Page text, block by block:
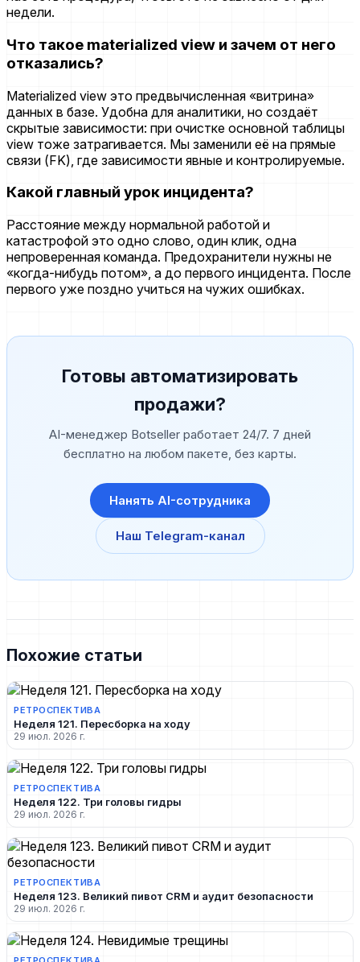
недели.
Что такое materialized view и зачем от него
отказались?
Materialized view это предвычисленная «витрина»
данных в базе. Удобна для аналитики, но создаёт
скрытые зависимости: при очистке основной таблицы
view тоже затрагивается. Мы заменили её на прямые
связи (FK), где зависимости явные и контролируемые.
Какой главный урок инцидента?
Расстояние между нормальной работой и
катастрофой это одно слово, один клик, одна
непроверенная команда. Предохранители нужны не
«когда-нибудь потом», а до первого инцидента. После
первого уже поздно учиться на чужих ошибках.
Готовы автоматизировать
продажи?
AI-менеджер Botseller работает 24/7. 7 дней
бесплатно на любом пакете, без карты.
Нанять AI-сотрудника
Наш Telegram-канал
Похожие статьи
РЕТРОСПЕКТИВА
Неделя 121. Пересборка на ходу
29 июл. 2026 г.
РЕТРОСПЕКТИВА
Неделя 122. Три головы гидры
29 июл. 2026 г.
РЕТРОСПЕКТИВА
Неделя 123. Великий пивот CRM и аудит безопасности
29 июл. 2026 г.